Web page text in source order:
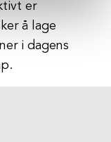
er
å lage
i dagens